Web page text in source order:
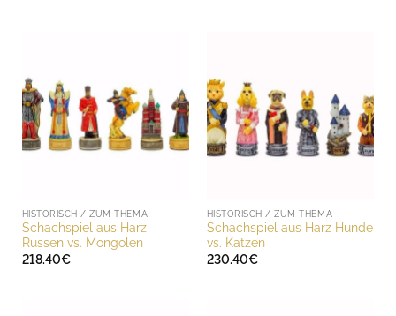
HISTORISCH / ZUM THEMA
Schachspiel aus Harz
Russen vs. Mongolen
218.40€
HISTORISCH / ZUM THEMA
Schachspiel aus Harz Hunde
vs. Katzen
230.40€